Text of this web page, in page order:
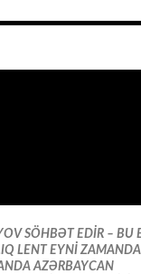
SÖHBƏT EDİR – BU
LENT EYNİ
AZƏRBAYCAN